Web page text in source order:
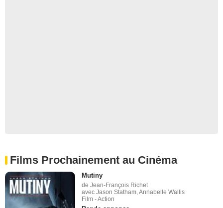
Films Prochainement au Cinéma
Mutiny
de Jean-François Richet
avec Jason Statham, Annabelle Wallis
Film - Action